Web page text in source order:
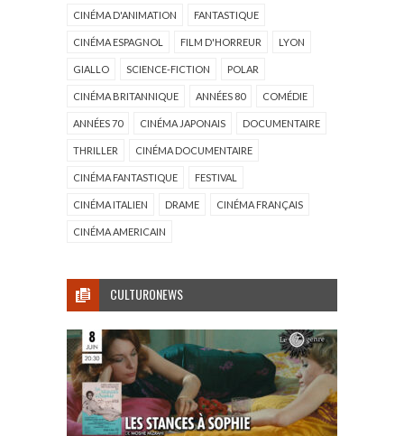
CINÉMA D'ANIMATION FANTASTIQUE
CINÉMA ESPAGNOL FILM D'HORREUR LYON
GIALLO SCIENCE-FICTION POLAR
CINÉMA BRITANNIQUE ANNÉES 80 COMÉDIE
ANNÉES 70 CINÉMA JAPONAIS DOCUMENTAIRE
THRILLER CINÉMA DOCUMENTAIRE
CINÉMA FANTASTIQUE FESTIVAL
CINÉMA ITALIEN DRAME CINÉMA FRANÇAIS
CINÉMA AMERICAIN
CULTURONEWS